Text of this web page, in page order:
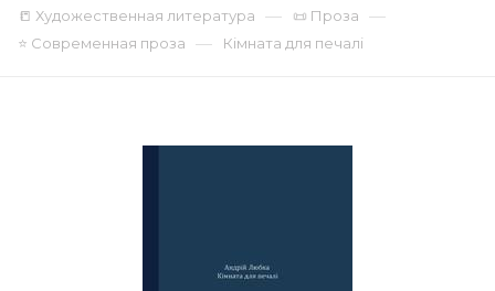
📒 Художественная литература — 📜 Проза —
⭐ Современная проза — Кімната для печалі